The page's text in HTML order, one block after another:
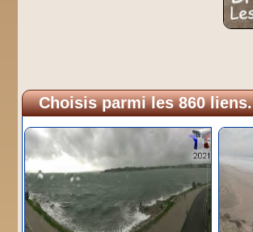
Choisis parmi les 860 liens.